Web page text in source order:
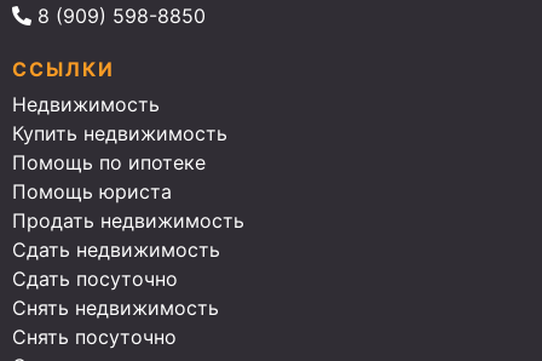
8 (909) 598-8850
ССЫЛКИ
Недвижимость
Купить недвижимость
Помощь по ипотеке
Помощь юриста
Продать недвижимость
Сдать недвижимость
Сдать посуточно
Снять недвижимость
Снять посуточно